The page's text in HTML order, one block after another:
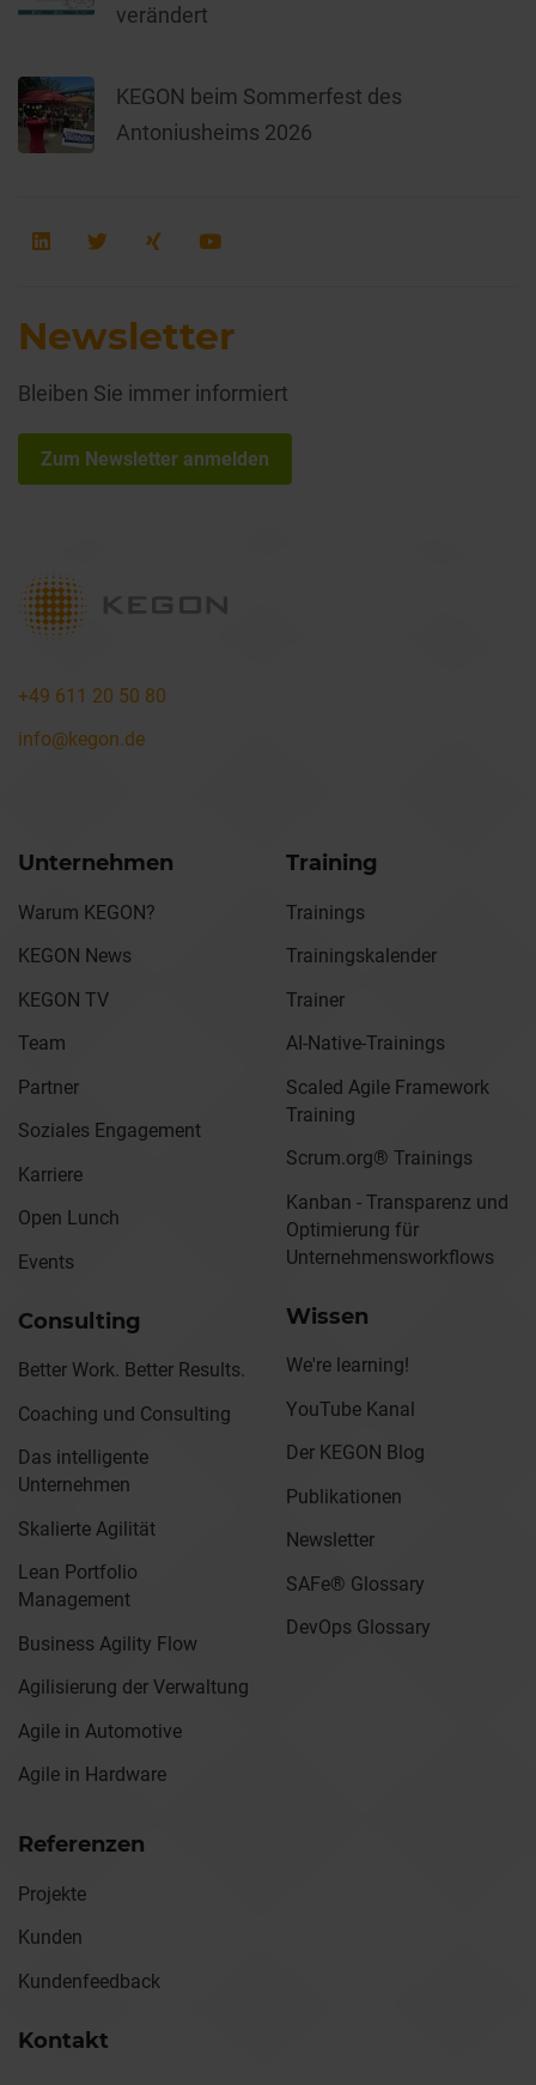
verändert
KEGON beim Sommerfest des
Antoniusheims 2026
Newsletter
Bleiben Sie immer informiert
Zum Newsletter anmelden
+49 611 20 50 80
info@kegon.de
Unternehmen
Warum KEGON?
KEGON News
KEGON TV
Team
Partner
Soziales Engagement
Karriere
Open Lunch
Events
Consulting
Better Work. Better Results.
Coaching und Consulting
Das intelligente
Unternehmen
Skalierte Agilität
Lean Portfolio
Management
Business Agility Flow
Agilisierung der Verwaltung
Agile in Automotive
Agile in Hardware
Training
Trainings
Trainingskalender
Trainer
AI-Native-Trainings
Scaled Agile Framework
Training
Scrum.org® Trainings
Kanban - Transparenz und
Optimierung für
Unternehmensworkflows
Wissen
We're learning!
YouTube Kanal
Der KEGON Blog
Publikationen
Newsletter
SAFe® Glossary
DevOps Glossary
Referenzen
Projekte
Kunden
Kundenfeedback
Kontakt